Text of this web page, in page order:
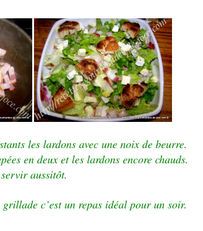
les lardons avec une noix de beurre.
en deux et les lardons encore chauds.
aussitôt.
c’est un repas idéal pour un soir.